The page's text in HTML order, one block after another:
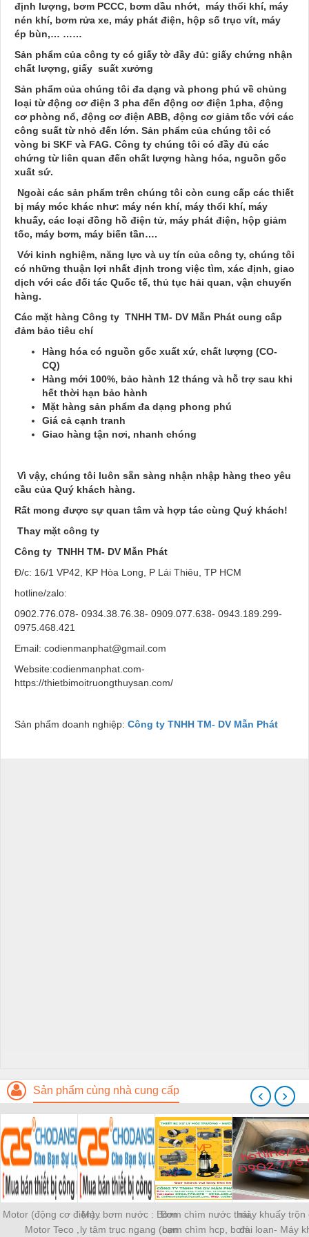
định lượng, bơm PCCC, bơm dầu nhớt, máy thổi khí, máy
nén khí, bơm rửa xe, máy phát điện, hộp số trục vít, máy
ép bùn,… ……
Sản phẩm của công ty có giấy tờ đầy đủ: giấy chứng nhận
chất lượng, giấy suất xưởng
Sản phẩm của chúng tôi đa dạng và phong phú về chủng
loại từ động cơ điện 3 pha đến động cơ điện 1pha, động
cơ phòng nổ, động cơ điện ABB, động cơ giảm tốc với các
công suất từ nhỏ đến lớn. Sản phẩm của chúng tôi có
vòng bi SKF và FAG. Công ty chúng tôi có đầy đủ các
chứng từ liên quan đến chất lượng hàng hóa, nguồn gốc
xuất sứ.
Ngoài các sản phẩm trên chúng tôi còn cung cấp các thiết
bị máy móc khác như: máy nén khí, máy thổi khí, máy
khuấy, các loại đồng hồ điện tử, máy phát điện, hộp giảm
tốc, máy bơm, máy biến tần….
Với kinh nghiệm, năng lực và uy tín của công ty, chúng tôi
có những thuận lợi nhất định trong việc tìm, xác định, giao
dịch với các đối tác Quốc tế, thủ tục hải quan, vận chuyển
hàng.
Các mặt hàng Công ty TNHH TM- DV Mẫn Phát cung cấp
đảm bảo tiêu chí
Hàng hóa có nguồn gốc xuất xứ, chất lượng (CO-
CQ)
Hàng mới 100%, bảo hành 12 tháng và hỗ trợ sau khi
hết thời hạn bảo hành
Mặt hàng sản phẩm đa dạng phong phú
Giá cả cạnh tranh
Giao hàng tận nơi, nhanh chóng
Vì vậy, chúng tôi luôn sẵn sàng nhận nhập hàng theo yêu
cầu của Quý khách hàng.
Rất mong được sự quan tâm và hợp tác cùng Quý khách!
Thay mặt công ty
Công ty TNHH TM- DV Mẫn Phát
Đ/c: 16/1 VP42, KP Hòa Long, P Lái Thiêu, TP HCM
hotline/zalo:
0902.776.078- 0934.38.76.38- 0909.077.638- 0943.189.299-
0975.468.421
Email: codienmanphat@gmail.com
Website:codienmanphat.com-
https://thietbimoitruongthuysan.com/
Sản phẩm doanh nghiệp: Công ty TNHH TM- DV Mẫn Phát
Sản phẩm cùng nhà cung cấp
Motor (động cơ điện) :
Motor Teco ,
Máy bơm nước : Bơm
ly tâm trục ngang (cạn
Bơm chìm nước thải,
bơm chìm hcp, bơm
máy khuấy trộn
đài loan- Máy
‹ ›